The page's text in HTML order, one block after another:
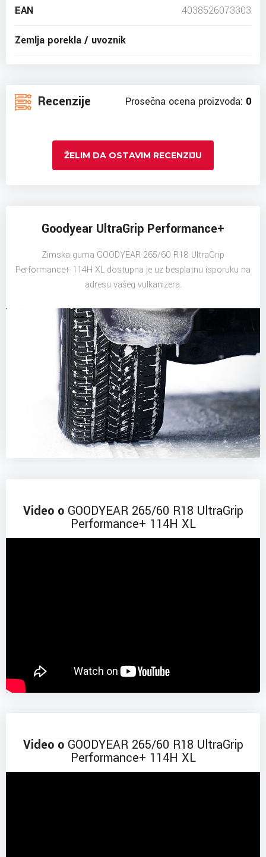
EAN 4038526073303
Zemlja porekla / uvoznik
Recenzije Prosečna ocena proizvoda: 0
ŽELIM DA OSTAVIM RECENZIJU
Goodyear UltraGrip Performance+
Zimska guma GOODYEAR 265/60 R18 UltraGrip
Performance+ 114H XL dostupna je uz besplatnu isporuku na
adresu vašeg vulkanizera.
Video o GOODYEAR 265/60 R18 UltraGrip
Performance+ 114H XL
Video o GOODYEAR 265/60 R18 UltraGrip
Performance+ 114H XL